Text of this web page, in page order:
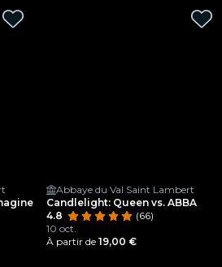
Abbaye du Val Saint Lambert
Candlelight: Queen vs. ABBA
4.8
(66)
10 oct.
À partir de 19,00 €